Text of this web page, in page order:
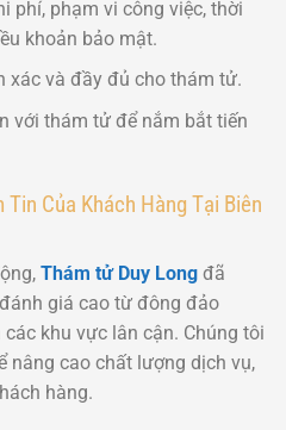
phí, phạm vi công việc, thời
khoản bảo mật.
xác và đầy đủ cho thám tử.
với thám tử để nắm bắt tiến
Tin Của Khách Hàng Tại Biên
Thám tử Duy Long đã
giá cao từ đông đảo
khu vực lân cận. Chúng tôi
nâng cao chất lượng dịch vụ,
hàng.